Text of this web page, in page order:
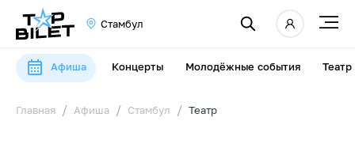
Стамбул
Афиша Концерты Молодёжные события Театр
Главная Афиша Стамбул Театр